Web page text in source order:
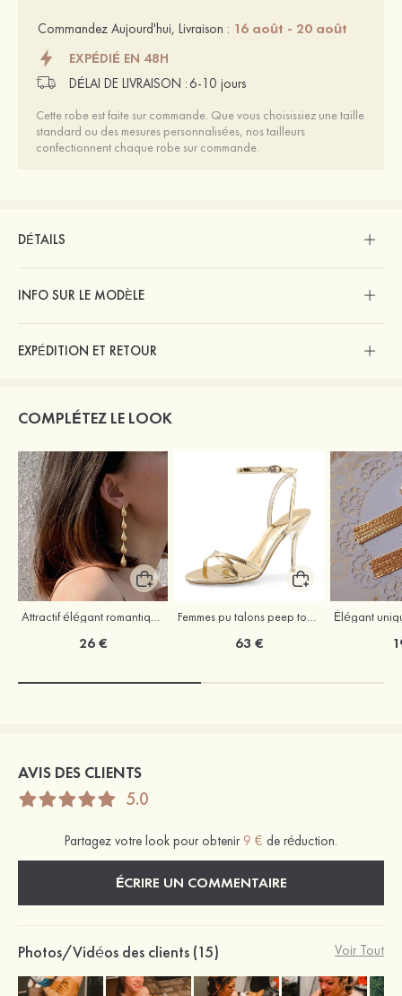
Commandez Aujourd'hui, Livraison : 16 août - 20 août
EXPÉDIÉ EN 48H
DÉLAI DE LIVRAISON : 6-10 jours
Cette robe est faite sur commande. Que vous choisissiez une taille
standard ou des mesures personnalisées, nos tailleurs
confectionnent chaque robe sur commande.
DÉTAILS
INFO SUR LE MODÈLE
EXPÉDITION ET RETOUR
COMPLÉTEZ LE LOOK
Attractif élégant romantique simple alliage boucles d'oreilles
26 €
Femmes pu talons peep toe sandales talon stiletto chaussures d'extérieur avec boucle
63 €
AVIS DES CLIENTS
5.0
Partagez votre look pour obtenir 9 € de réduction.
ÉCRIRE UN COMMENTAIRE
Photos/Vidéos des clients (15) Voir Tout